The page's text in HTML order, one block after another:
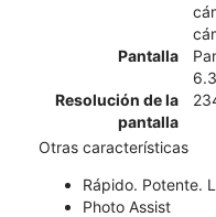
Pantalla
Resolución de la
pantalla
Otras características
Rápido. Potente.
Photo Assist